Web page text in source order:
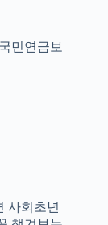
민연금보
사회초년